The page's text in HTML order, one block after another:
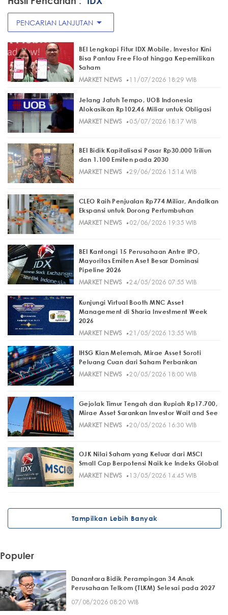
PENCARIAN LANJUTAN arrow_drop_down
BEI Lengkapi Fitur IDX Mobile, Investor Kini
Bisa Pantau Free Float hingga Kepemilikan
Saham
MARKET NEWS· 11/07/2026 18:29 WIB
Jelang Jatuh Tempo, UOB Indonesia
Alokasikan Rp102,46 Miliar untuk Obligasi
MARKET NEWS· 05/07/2026 18:17 WIB
BEI Bidik Kapitalisasi Pasar Rp30.000 Triliun
dan 1.100 Emiten pada 2030
MARKET NEWS· 29/06/2026 15:14 WIB
CLEO Raih Penjualan Rp774 Miliar, Andalkan
Ekspansi untuk Dorong Pertumbuhan
MARKET NEWS· 02/06/2026 19:35 WIB
BEI Kantongi 15 Perusahaan Antre IPO,
Mayoritas Emiten Aset Besar Dominasi
Pipeline 2026
MARKET NEWS· 24/05/2026 07:55 WIB
Kunjungi Virtual Booth MNC Asset
Management di Sharia Investment Week
2026
MARKET NEWS· 21/05/2026 13:55 WIB
IHSG Kian Melemah, Mirae Asset Soroti
Peluang Cuan dari Saham Perbankan
MARKET NEWS· 20/05/2026 18:00 WIB
Gejolak Timur Tengah dan Rupiah Rp17.700,
Mirae Asset Sarankan Investor Wait and See
MARKET NEWS· 20/05/2026 16:30 WIB
OJK Nilai Saham yang Keluar dari MSCI
Small Cap Berpotensi Naik ke Indeks Global
MARKET NEWS· 13/05/2026 14:45 WIB
Tampilkan Lebih Banyak
Populer
Danantara Bidik Perampingan 34 Anak
Perusahaan Telkom (TLKM) Selesai pada 2027
07/08/2026 08:20 WIB